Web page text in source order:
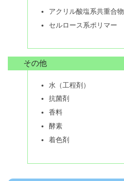
アクリル酸塩系共重合物
セルロース系ポリマー
その他
水（工程剤）
抗菌剤
香料
酵素
着色剤